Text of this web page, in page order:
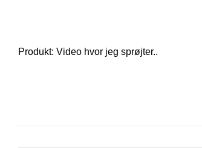
Produkt: Video hvor jeg sprøjter..